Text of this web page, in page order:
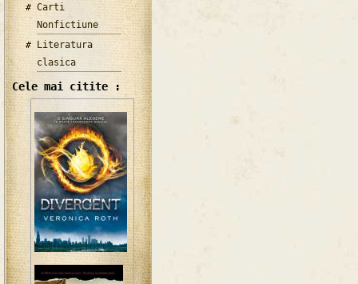
Carti
Nonfictiune
Literatura
clasica
Cele mai citite :